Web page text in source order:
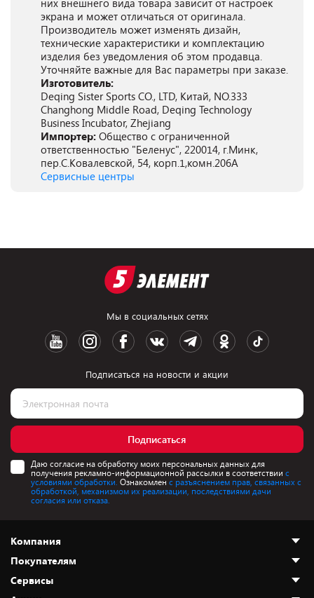
них внешнего вида товара зависит от настроек
экрана и может отличаться от оригинала.
Производитель может изменять дизайн,
технические характеристики и комплектацию
изделия без уведомления об этом продавца.
Уточняйте важные для Вас параметры при заказе.
Изготовитель:
Deqing Sister Sports CO., LTD, Китай, NO.333
Changhong Middle Road, Deqing Technology
Business Incubator, Zhejiang
Импортер: Общество с ограниченной
ответственностью "Беленус", 220014, г.Минк,
пер.С.Ковалевской, 54, корп.1,комн.206А
Сервисные центры
Мы в социальных сетях
Подписаться на новости и акции
Подписаться
Даю согласие на обработку моих персональных данных для
получения рекламно-информационной рассылки в соответствии с
условиями обработки. Ознакомлен с разъяснением прав, связанных с
обработкой, механизмом их реализации, последствиями дачи
согласия или отказа.
Компания
О нас
Адреса магазинов
Покупателям
Как сделать заказ
Сервисы